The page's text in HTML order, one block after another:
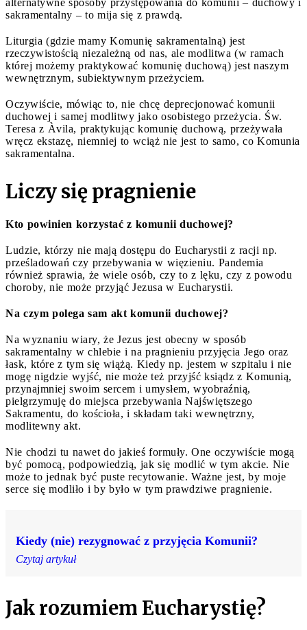
sakramentalny – to mija się z prawdą.
Liturgia (gdzie mamy Komunię sakramentalną) jest
rzeczywistością niezależną od nas, ale modlitwa (w ramach
której możemy praktykować komunię duchową) jest naszym
wewnętrznym, subiektywnym przeżyciem.
Oczywiście, mówiąc to, nie chcę deprecjonować komunii
duchowej i samej modlitwy jako osobistego przeżycia. Św.
Teresa z Àvila, praktykując komunię duchową, przeżywała
wręcz ekstazę, niemniej to wciąż nie jest to samo, co Komunia
sakramentalna.
Liczy się pragnienie
Kto powinien korzystać z komunii duchowej?
Ludzie, którzy nie mają dostępu do Eucharystii z racji np.
prześladowań czy przebywania w więzieniu. Pandemia
również sprawia, że wiele osób, czy to z lęku, czy z powodu
choroby, nie może przyjąć Jezusa w Eucharystii.
Na czym polega sam akt komunii duchowej?
Na wyznaniu wiary, że Jezus jest obecny w sposób
sakramentalny w chlebie i na pragnieniu przyjęcia Jego oraz
łask, które z tym się wiążą. Kiedy np. jestem w szpitalu i nie
mogę nigdzie wyjść, nie może też przyjść ksiądz z Komunią,
przynajmniej swoim sercem i umysłem, wyobraźnią,
pielgrzymuję do miejsca przebywania Najświętszego
Sakramentu, do kościoła, i składam taki wewnętrzny,
modlitewny akt.
Nie chodzi tu nawet do jakieś formuły. One oczywiście mogą
być pomocą, podpowiedzią, jak się modlić w tym akcie. Nie
może to jednak być puste recytowanie. Ważne jest, by moje
serce się modliło i by było w tym prawdziwe pragnienie.
Kiedy (nie) rezygnować z przyjęcia Komunii?
Czytaj artykuł
Jak rozumiem Eucharystię?